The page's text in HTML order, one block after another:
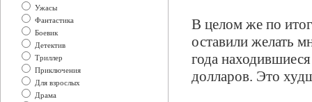
Ужасы
Фантастика
Боевик
Детектив
Триллер
Приключения
Для взрослых
Драма
В целом же по
оставили желать
года
долларов. Это